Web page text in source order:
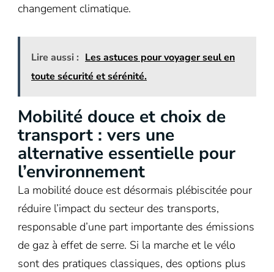
changement climatique.
Lire aussi : Les astuces pour voyager seul en
toute sécurité et sérénité.
Mobilité douce et choix de
transport : vers une
alternative essentielle pour
l’environnement
La mobilité douce est désormais plébiscitée pour
réduire l’impact du secteur des transports,
responsable d’une part importante des émissions
de gaz à effet de serre. Si la marche et le vélo
sont des pratiques classiques, des options plus